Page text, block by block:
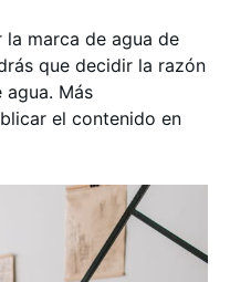
la marca de agua de
que decidir la razón
Más
el contenido en